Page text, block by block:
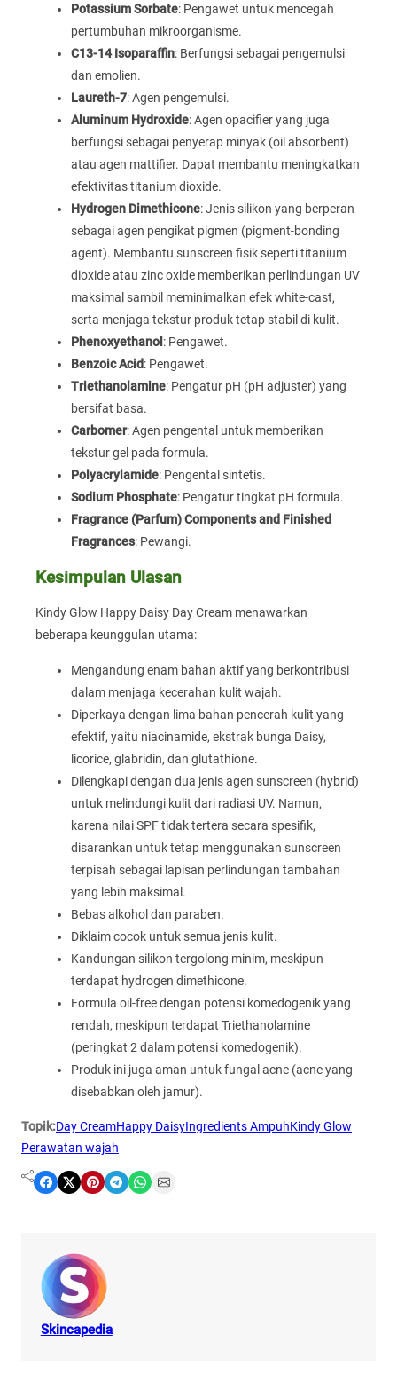
Potassium Sorbate: Pengawet untuk mencegah
pertumbuhan mikroorganisme.
C13-14 Isoparaffin: Berfungsi sebagai pengemulsi
dan emolien.
Laureth-7: Agen pengemulsi.
Aluminum Hydroxide: Agen opacifier yang juga
berfungsi sebagai penyerap minyak (oil absorbent)
atau agen mattifier. Dapat membantu meningkatkan
efektivitas titanium dioxide.
Hydrogen Dimethicone: Jenis silikon yang berperan
sebagai agen pengikat pigmen (pigment-bonding
agent). Membantu sunscreen fisik seperti titanium
dioxide atau zinc oxide memberikan perlindungan UV
maksimal sambil meminimalkan efek white-cast,
serta menjaga tekstur produk tetap stabil di kulit.
Phenoxyethanol : Pengawet.
Benzoic Acid: Pengawet.
Triethanolamine: Pengatur pH (pH adjuster) yang
bersifat basa.
Carbomer: Agen pengental untuk memberikan
tekstur gel pada formula.
Polyacrylamide: Pengental sintetis.
Sodium Phosphate: Pengatur tingkat pH formula.
Fragrance (Parfum) Components and Finished
Fragrances: Pewangi.
Kesimpulan Ulasan
Kindy Glow Happy Daisy Day Cream menawarkan
beberapa keunggulan utama:
Mengandung enam bahan aktif yang berkontribusi
dalam menjaga kecerahan kulit wajah.
Diperkaya dengan lima bahan pencerah kulit yang
efektif, yaitu niacinamide, ekstrak bunga Daisy,
licorice, glabridin, dan glutathione.
Dilengkapi dengan dua jenis agen sunscreen (hybrid)
untuk melindungi kulit dari radiasi UV. Namun,
karena nilai SPF tidak tertera secara spesifik,
disarankan untuk tetap menggunakan sunscreen
terpisah sebagai lapisan perlindungan tambahan
yang lebih maksimal.
Bebas alkohol dan paraben.
Diklaim cocok untuk semua jenis kulit.
Kandungan silikon tergolong minim, meskipun
terdapat hydrogen dimethicone.
Formula oil-free dengan potensi komedogenik yang
rendah, meskipun terdapat Triethanolamine
(peringkat 2 dalam potensi komedogenik).
Produk ini juga aman untuk fungal acne (acne yang
disebabkan oleh jamur).
Topik:Day CreamHappy DaisyIngredients AmpuhKindy Glow
Perawatan wajah
Share on Facebook Share on X Share on Pinterest Share on Telegram Share on WhatsApp Share on Email
Skincapedia